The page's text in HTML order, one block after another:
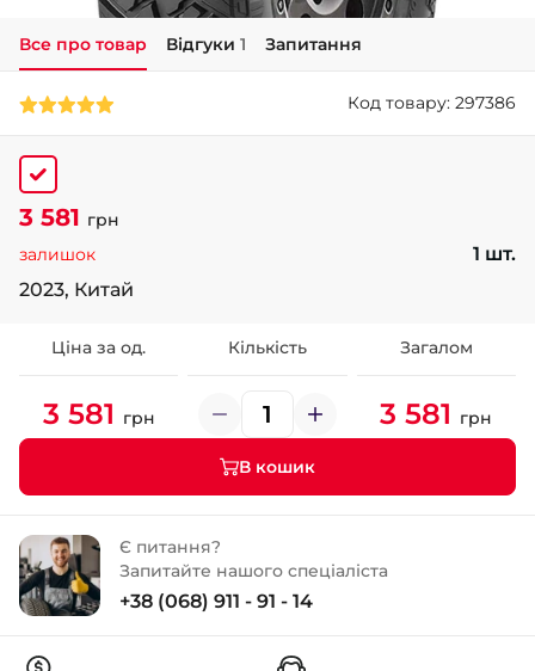
+38 (050)-911-911-2
+38 (099)-643-33-77
Все про товар Відгуки 1 Запитання
Код товару: 297386
3 581 грн
залишок
1 шт.
2023, Китай
Ціна за од. Кількість Загалом
3 581 грн 3 581 грн
В кошик
Є питання?
Запитайте нашого спеціаліста
+38 (068) 911 - 91 - 14